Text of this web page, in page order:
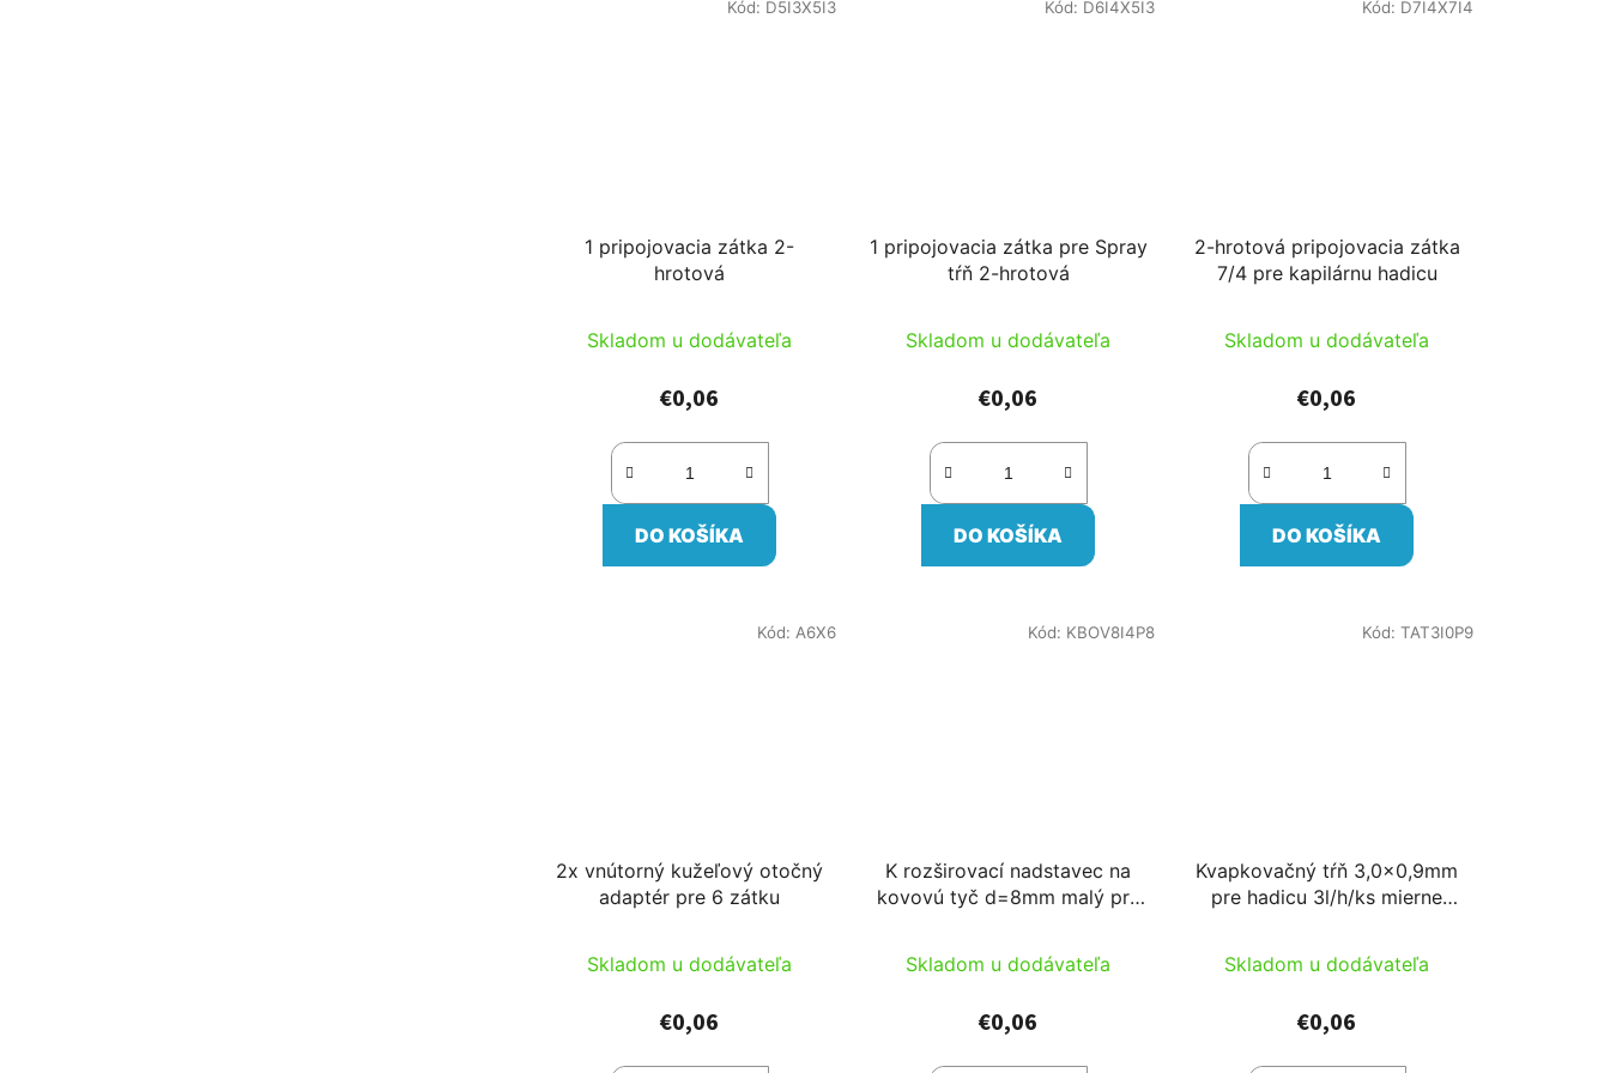
1 pripojovacia zátka 2-
hrotová
Skladom u dodávateľa
€0,06
DO KOŠÍKA
Kód: D5I3X5I3
1 pripojovacia zátka pre Spray
tŕň 2-hrotová
Skladom u dodávateľa
€0,06
DO KOŠÍKA
Kód: D6I4X5I3
2-hrotová pripojovacia zátka
7/4 pre kapilárnu hadicu
Skladom u dodávateľa
€0,06
DO KOŠÍKA
Kód: D7I4X7I4
2x vnútorný kužeľový otočný
adaptér pre 6 zátku
Skladom u dodávateľa
€0,06
Kód: A6X6
K rozširovací nadstavec na
kovovú tyč d=8mm malý pre
Skladom u dodávateľa
€0,06
Kód: KBOV8I4P8
Kvapkovačný tŕň 3,0x0,9mm
pre hadicu 3l/h/ks mierne
Skladom u dodávateľa
€0,06
Kód: TAT3I0P9